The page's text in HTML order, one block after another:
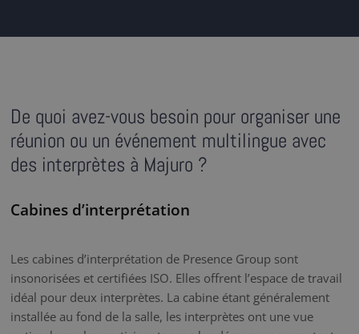
De quoi avez-vous besoin pour organiser une
réunion ou un événement multilingue avec
des interprètes à Majuro ?
Cabines d’interprétation
Les cabines d’interprétation de Presence Group sont
insonorisées et certifiées ISO. Elles offrent l’espace de travail
idéal pour deux interprètes. La cabine étant généralement
installée au fond de la salle, les interprètes ont une vue